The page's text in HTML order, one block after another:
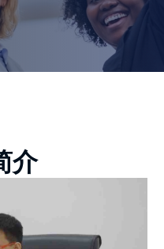
介